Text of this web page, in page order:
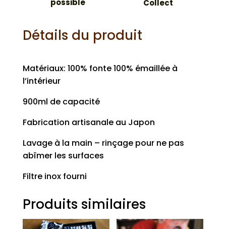
Collect
Détails du produit
Matériaux: 100% fonte 100% émaillée à
l’intérieur
900ml de capacité
Fabrication artisanale au Japon
Lavage à la main – rinçage pour ne pas
abîmer les surfaces
Filtre inox fourni
Produits similaires